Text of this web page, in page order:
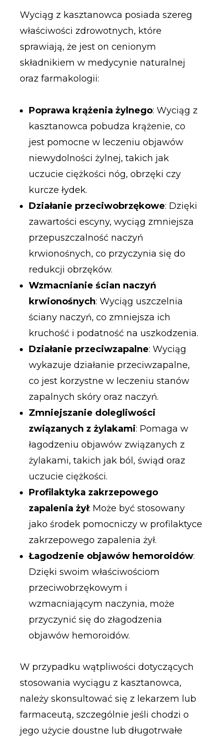
Wyciąg z kasztanowca posiada szereg
właściwości zdrowotnych, które
sprawiają, że jest on cenionym
składnikiem w medycynie naturalnej
oraz farmakologii:
Poprawa krążenia żylnego: Wyciąg z
kasztanowca pobudza krążenie, co
jest pomocne w leczeniu objawów
niewydolności żylnej, takich jak
uczucie ciężkości nóg, obrzęki czy
kurcze łydek.
Działanie przeciwobrzękowe: Dzięki
zawartości escyny, wyciąg zmniejsza
przepuszczalność naczyń
krwionośnych, co przyczynia się do
redukcji obrzęków.
Wzmacnianie ścian naczyń
krwionośnych: Wyciąg uszczelnia
ściany naczyń, co zmniejsza ich
kruchość i podatność na uszkodzenia.
Działanie przeciwzapalne: Wyciąg
wykazuje działanie przeciwzapalne,
co jest korzystne w leczeniu stanów
zapalnych skóry oraz naczyń.
Zmniejszanie dolegliwości
związanych z żylakami: Pomaga w
łagodzeniu objawów związanych z
żylakami, takich jak ból, świąd oraz
uczucie ciężkości.
Profilaktyka zakrzepowego
zapalenia żył: Może być stosowany
jako środek pomocniczy w profilaktyce
zakrzepowego zapalenia żył.
Łagodzenie objawów hemoroidów:
Dzięki swoim właściwościom
przeciwobrzękowym i
wzmacniającym naczynia, może
przyczynić się do złagodzenia
objawów hemoroidów.
W przypadku wątpliwości dotyczących
stosowania wyciągu z kasztanowca,
należy skonsultować się z lekarzem lub
farmaceutą, szczególnie jeśli chodzi o
jego użycie doustne lub długotrwałe